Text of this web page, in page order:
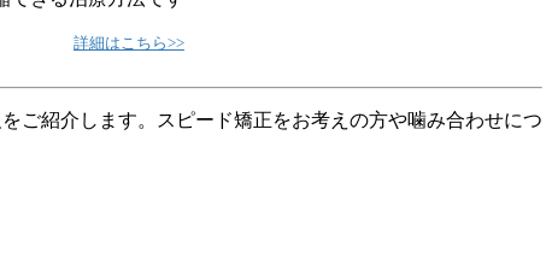
詳細はこちら>>
ご紹介します。スピード矯正をお考えの方や噛み合わせにつ